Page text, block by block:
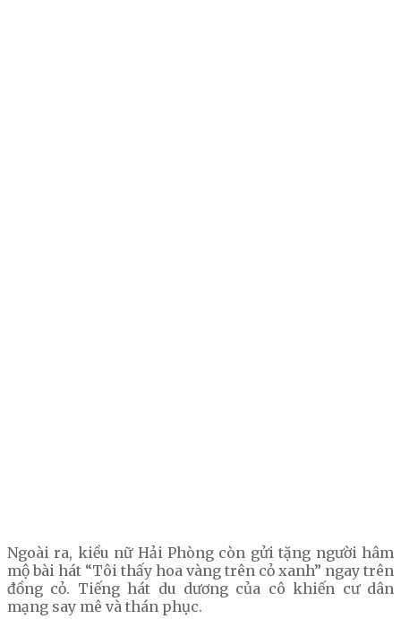
Ngoài ra, kiều nữ Hải Phòng còn gửi tặng người hâm
mộ bài hát “Tôi thấy hoa vàng trên cỏ xanh” ngay trên
đồng cỏ. Tiếng hát du dương của cô khiến cư dân
mạng say mê và thán phục.